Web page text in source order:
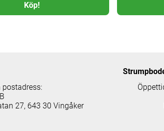
Köp!
postadress:
27, 643 30 Vingåker